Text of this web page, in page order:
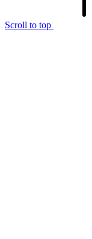
Scroll to top